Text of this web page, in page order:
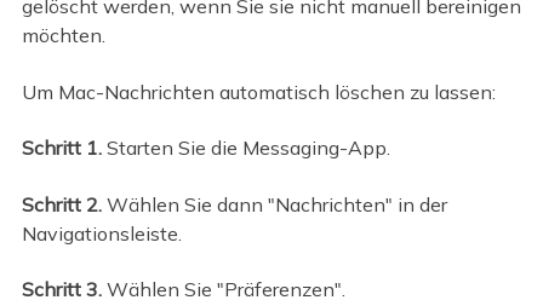
gelöscht werden, wenn Sie sie nicht manuell bereinigen
möchten.
Um Mac-Nachrichten automatisch löschen zu lassen:
Schritt 1.Starten Sie die Messaging-App.
Schritt 2.Wählen Sie dann "Nachrichten" in der
Navigationsleiste.
Schritt 3.Wählen Sie "Präferenzen".